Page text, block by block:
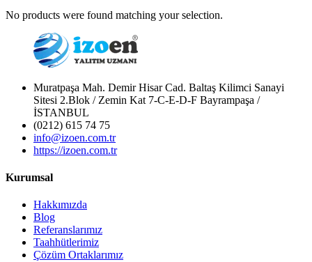
No products were found matching your selection.
Muratpaşa Mah. Demir Hisar Cad. Baltaş Kilimci Sanayi
Sitesi 2.Blok / Zemin Kat 7-C-E-D-F Bayrampaşa /
İSTANBUL
(0212) 615 74 75
info@izoen.com.tr
https://izoen.com.tr
Kurumsal
Hakkımızda
Blog
Referanslarımız
Taahhütlerimiz
Çözüm Ortaklarımız